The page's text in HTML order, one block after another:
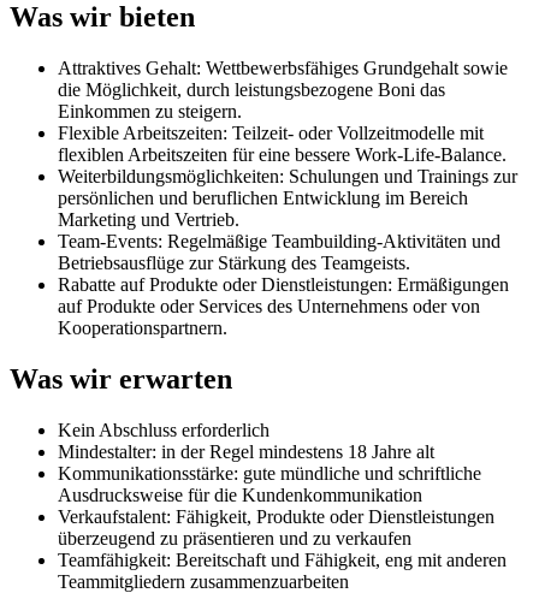
Was wir bieten
Attraktives Gehalt: Wettbewerbsfähiges Grundgehalt sowie
die Möglichkeit, durch leistungsbezogene Boni das
Einkommen zu steigern.
Flexible Arbeitszeiten: Teilzeit- oder Vollzeitmodelle mit
flexiblen Arbeitszeiten für eine bessere Work-Life-Balance.
Weiterbildungsmöglichkeiten: Schulungen und Trainings zur
persönlichen und beruflichen Entwicklung im Bereich
Marketing und Vertrieb.
Team-Events: Regelmäßige Teambuilding-Aktivitäten und
Betriebsausflüge zur Stärkung des Teamgeists.
Rabatte auf Produkte oder Dienstleistungen: Ermäßigungen
auf Produkte oder Services des Unternehmens oder von
Kooperationspartnern.
Was wir erwarten
Kein Abschluss erforderlich
Mindestalter: in der Regel mindestens 18 Jahre alt
Kommunikationsstärke: gute mündliche und schriftliche
Ausdrucksweise für die Kundenkommunikation
Verkaufstalent: Fähigkeit, Produkte oder Dienstleistungen
überzeugend zu präsentieren und zu verkaufen
Teamfähigkeit: Bereitschaft und Fähigkeit, eng mit anderen
Teammitgliedern zusammenzuarbeiten